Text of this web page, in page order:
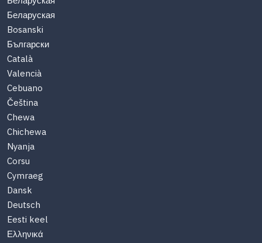
Беларуская
Bosanski
Български
Català
Valencià
Cebuano
Čeština
Chewa
Chichewa
Nyanja
Corsu
Cymraeg
Dansk
Deutsch
Eesti keel
Ελληνικά